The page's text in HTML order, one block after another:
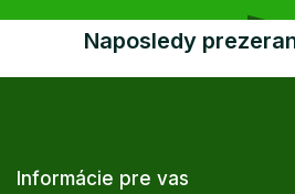
Naposledy
Informácie pre vas